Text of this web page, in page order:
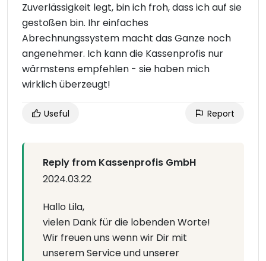
Zuverlässigkeit legt, bin ich froh, dass ich auf sie
gestoßen bin. Ihr einfaches
Abrechnungssystem macht das Ganze noch
angenehmer. Ich kann die Kassenprofis nur
wärmstens empfehlen - sie haben mich
wirklich überzeugt!
Useful Report
Reply from Kassenprofis GmbH
2024.03.22
Hallo Lila,
vielen Dank für die lobenden Worte!
Wir freuen uns wenn wir Dir mit
unserem Service und unserer